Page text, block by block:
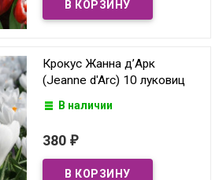
Крокус Жанна д’Арк
(Jeanne d'Arc) 10 луковиц
В наличии
380 ₽